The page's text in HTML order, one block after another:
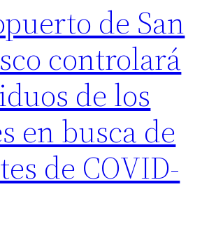
de San
controlará
de los
en busca de
de COVID-